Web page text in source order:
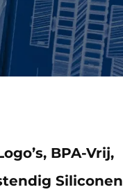
BPA-Vrij,
Siliconen